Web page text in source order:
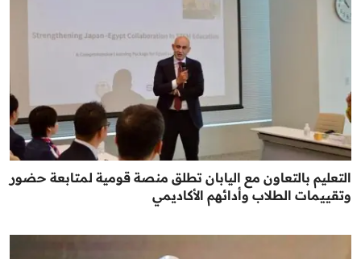
التعليم بالتعاون مع اليابان تطلق منصة قومية لمتابعة حضور
وتقييمات الطلاب وأدائهم الأكاديمي